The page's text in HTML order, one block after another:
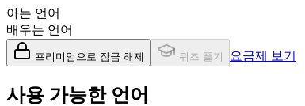
아는 언어
배우는 언어
프리미엄으로 잠금 해제 퀴즈 풀기 요금제 보기
사용 가능한 언어